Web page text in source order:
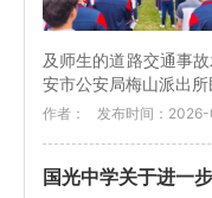
及师生的道路交通事
安市公安局梅山派出
作者： 发布时间：2026-
国光中学关于进一